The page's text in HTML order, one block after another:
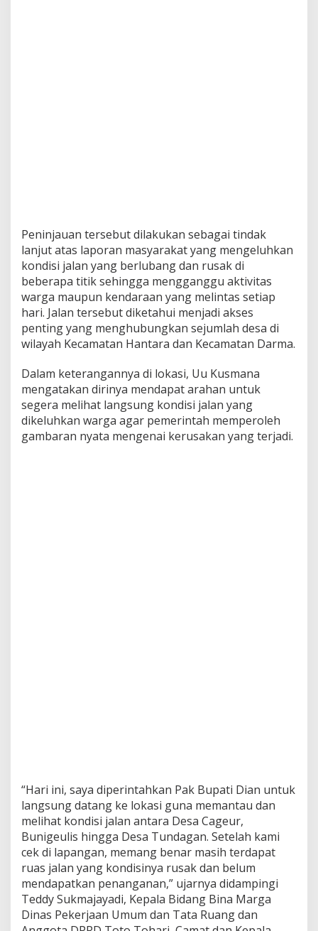
Peninjauan tersebut dilakukan sebagai tindak
lanjut atas laporan masyarakat yang mengeluhkan
kondisi jalan yang berlubang dan rusak di
beberapa titik sehingga mengganggu aktivitas
warga maupun kendaraan yang melintas setiap
hari. Jalan tersebut diketahui menjadi akses
penting yang menghubungkan sejumlah desa di
wilayah Kecamatan Hantara dan Kecamatan Darma.
Dalam keterangannya di lokasi, Uu Kusmana
mengatakan dirinya mendapat arahan untuk
segera melihat langsung kondisi jalan yang
dikeluhkan warga agar pemerintah memperoleh
gambaran nyata mengenai kerusakan yang terjadi.
“Hari ini, saya diperintahkan Pak Bupati Dian untuk
langsung datang ke lokasi guna memantau dan
melihat kondisi jalan antara Desa Cageur,
Bunigeulis hingga Desa Tundagan. Setelah kami
cek di lapangan, memang benar masih terdapat
ruas jalan yang kondisinya rusak dan belum
mendapatkan penanganan,” ujarnya didampingi
Teddy Sukmajayadi, Kepala Bidang Bina Marga
Dinas Pekerjaan Umum dan Tata Ruang dan